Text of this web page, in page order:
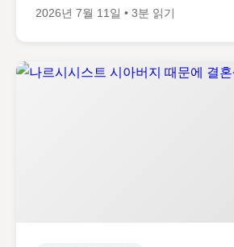
2026년 7월 11일 • 3분 읽기